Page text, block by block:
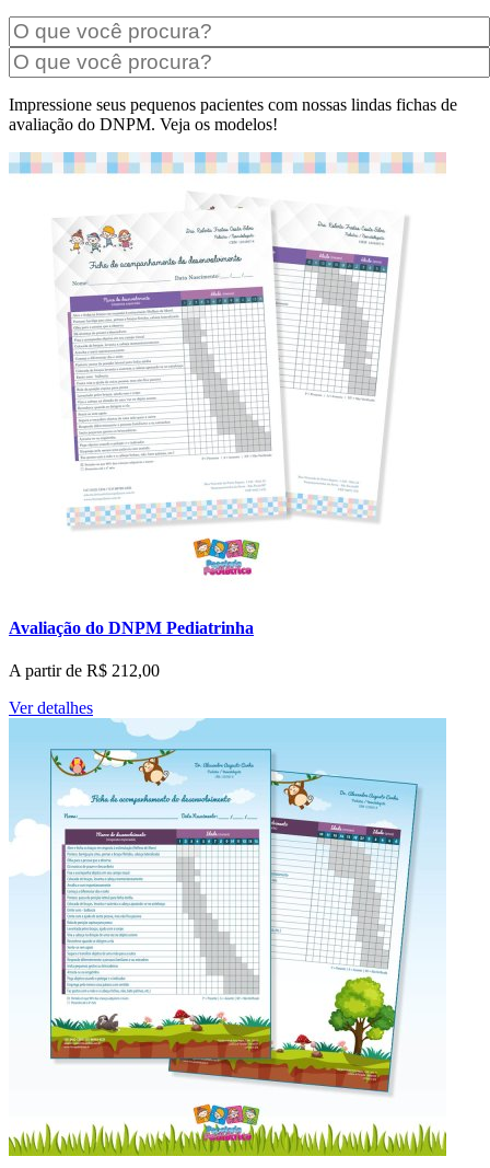
Impressione seus pequenos pacientes com nossas lindas fichas de
avaliação do DNPM. Veja os modelos!
Avaliação do DNPM Pediatrinha
A partir de R$ 212,00
Ver detalhes